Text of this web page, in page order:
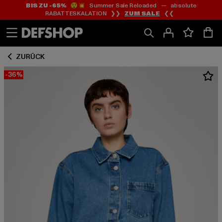
Zum
Inhalt
springen
Zum
Fußzeile
springen
BIS ZU -65%😲💥 Summer Sale Reloaded — absolute
RABATTESKALATION ❯❯ ZUM SALE ❮❮
ZURÜCK
-36%